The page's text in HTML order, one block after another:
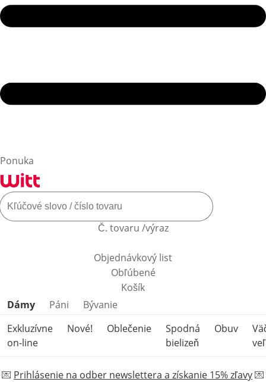
Ponuka
Č. tovaru /výraz
Objednávkový list
Obľúbené
Košík
Preskočiť kategórie produktov
Dámy Páni
Bývanie
Exkluzívne
on-line
Nové! Oblečenie
Spodná
bielizeň
Obuv
💌 Prihlásenie na odber newslettera a získanie 15% zľavy💌